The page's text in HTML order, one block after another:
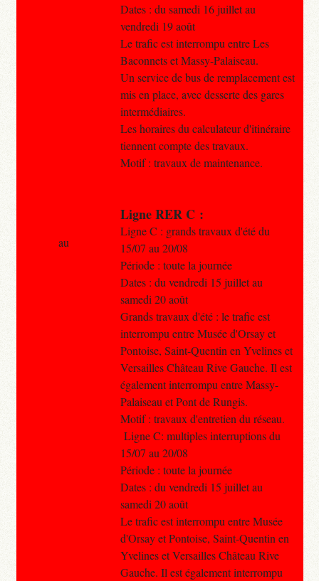
Dates : du samedi 16 juillet au
vendredi 19 août
Le trafic est interrompu entre Les
Baconnets et Massy-Palaiseau.
Un service de bus de remplacement est
mis en place, avec desserte des gares
intermédiaires.
Les horaires du calculateur d'itinéraire
tiennent compte des travaux.
Motif : travaux de maintenance.
Ligne RER C :
Ligne C : grands travaux d'été du
15/07 au 20/08
Période : toute la journée
Dates : du vendredi 15 juillet au
samedi 20 août
Grands travaux d'été : le trafic est
interrompu entre Musée d'Orsay et
Pontoise, Saint-Quentin en Yvelines et
Versailles Château Rive Gauche. Il est
également interrompu entre Massy-
Palaiseau et Pont de Rungis.
Motif : travaux d'entretien du réseau.
Ligne C: multiples interruptions du
15/07 au 20/08
Période : toute la journée
Dates : du vendredi 15 juillet au
samedi 20 août
Le trafic est interrompu entre Musée
d'Orsay et Pontoise, Saint-Quentin en
Yvelines et Versailles Château Rive
Gauche. Il est également interrompu
au